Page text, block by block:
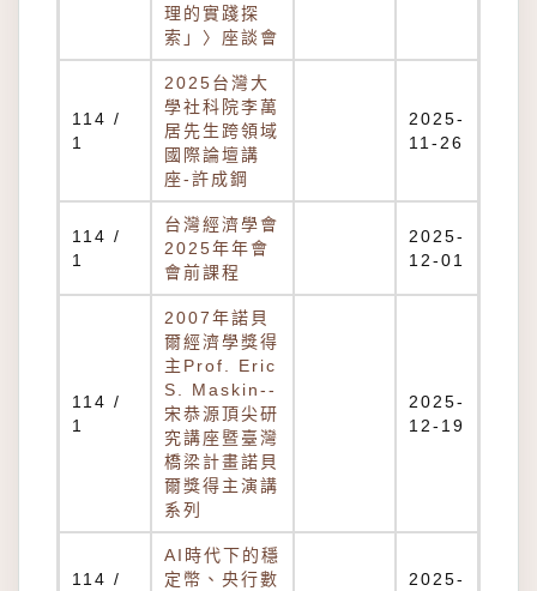
理的實踐探
索」〉座談會
114 /
1
2025台灣大
學社科院李萬
居先生跨領域
國際論壇講
座-許成鋼
2025-
11-26
114 /
1
台灣經濟學會
2025年年會
會前課程
2025-
12-01
114 /
1
2007年諾貝
爾經濟學獎得
主Prof. Eric
S. Maskin--
宋恭源頂尖研
究講座暨臺灣
橋梁計畫諾貝
爾獎得主演講
系列
2025-
12-19
114 /
AI時代下的穩
定幣、央行數
2025-